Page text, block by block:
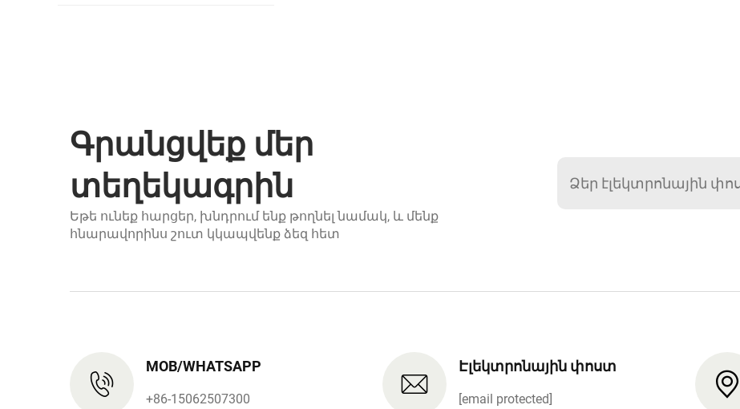
Գրանցվեք մեր
տեղեկագրին
Եթե ունեք հարցեր, խնդրում ենք թողնել նամակ, և մենք
հնարավորինս շուտ կկապվենք ձեզ հետ
MOB/WHATSAPP
+86-15062507300
Էլեկտրոնային փոստ
[email protected]